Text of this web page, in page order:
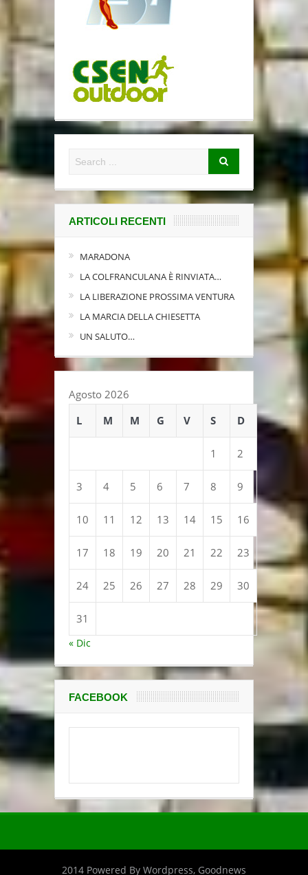
ARTICOLI RECENTI
MARADONA
LA COLFRANCULANA È RINVIATA…
LA LIBERAZIONE PROSSIMA VENTURA
LA MARCIA DELLA CHIESETTA
UN SALUTO…
Agosto 2026
L
M M G V S D
1 2
3 4 5 6 7 8 9
10 11 12 13 14 15 16
17 18 19 20 21 22 23
24 25 26 27 28 29 30
31
« Dic
FACEBOOK
2014 Powered By Wordpress, Goodnews